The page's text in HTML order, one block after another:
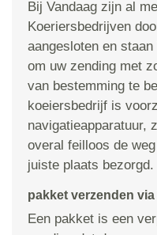
Bij Vandaag zijn al
Koeriersbedrijven
aangesloten en
om uw zending met
van bestemming te
koeiersbedrijf is
navigatieapparatuur,
overal feilloos de
juiste plaats bezorgd.
pakket verzenden
Een pakket is een